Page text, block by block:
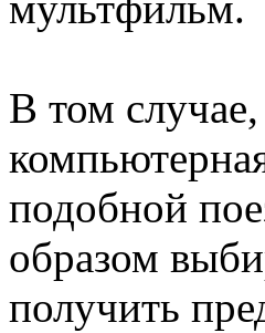
В том
подобной
образом
получить